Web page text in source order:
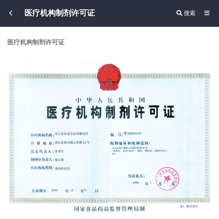
医疗机构制剂许可证 搜索
医疗机构制剂许可证